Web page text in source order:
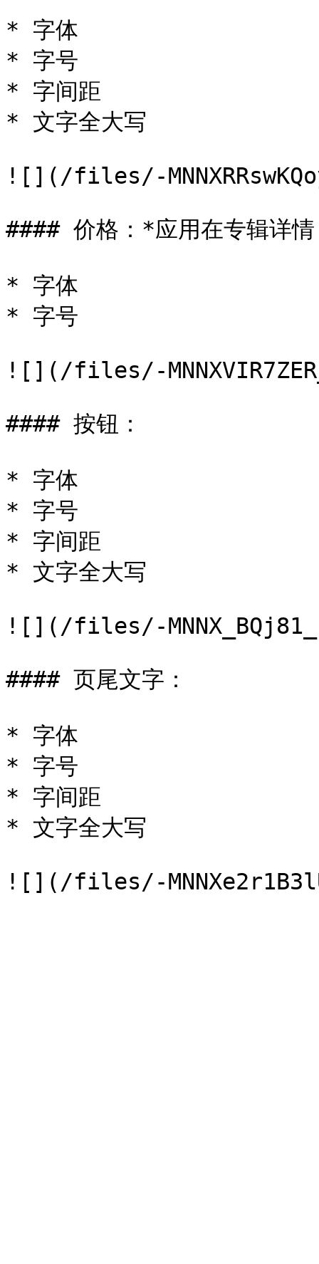
* 字体
* 字号
* 字间距
* 文字全大写
![](/files/-
#### 价格：*应用在专辑详
* 字体
* 字号
![](/files/-
#### 按钮：
* 字体
* 字号
* 字间距
* 文字全大写
![](/files/-
#### 页尾文字：
* 字体
* 字号
* 字间距
* 文字全大写